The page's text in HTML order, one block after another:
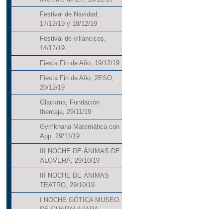
Festival de Navidad,
17/12/19 y 18/12/19
Festival de villancicos,
14/12/19
Fiesta Fin de Año, 19/12/19
Fiesta Fin de Año, 2ESO,
20/12/19
Glackma, Fundación
Ibercaja, 29/11/19
Gymkhana Matemática con
App, 29/11/19
III NOCHE DE ÁNIMAS DE
ALOVERA, 29/10/19
III NOCHE DE ÁNIMAS
TEATRO, 29/10/19
I NOCHE GÓTICA MUSEO